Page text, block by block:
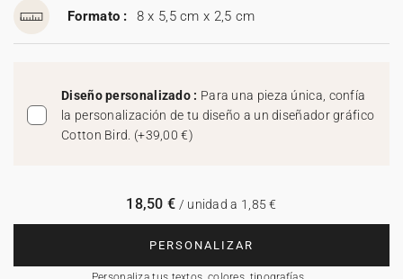
Formato : 8 x 5,5 cm x 2,5 cm
Diseño personalizado : Para una pieza única, confía
la personalización de tu diseño a un diseñador gráfico
Cotton Bird. (+39,00 €)
PERSONALIZAR
18,50 € / unidad a 1,85 €